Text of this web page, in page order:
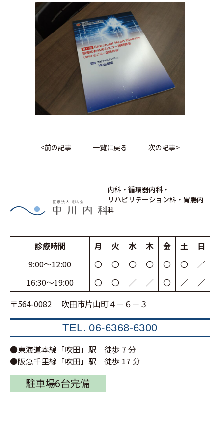
<前の記事 一覧に戻る 次の記事>
内科・循環器内科・
リハビリテーション科・胃腸内
科
診療時間 月 火 水 木 金 土
日
9:00〜12:00
〇 〇 〇 〇 〇 〇
／
16:30〜19:00
〇 〇 ／ ／ 〇 ／
／
〒564-0082 吹田市片山町４－６－３
TEL.06-6368-6300
●東海道本線「吹田」駅 徒歩 7 分
●阪急千里線「吹田」駅 徒歩 17 分
駐車場6台完備